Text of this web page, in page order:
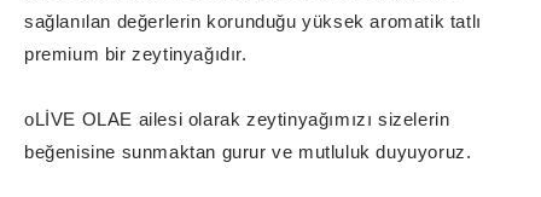
sağlanılan değerlerin korunduğu yüksek aromatik tatlı
premium bir zeytinyağıdır.
oLİVE OLAE ailesi olarak zeytinyağımızı sizelerin
beğenisine sunmaktan gurur ve mutluluk duyuyoruz.